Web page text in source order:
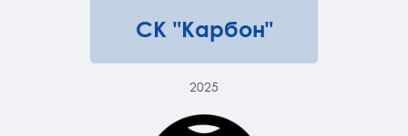
СК "Карбон"
2025